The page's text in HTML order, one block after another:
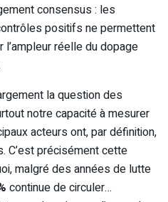
consensus : les
positifs ne permettent
l’ampleur réelle du dopage
la question des
notre capacité à mesurer
acteurs ont, par définition,
C’est précisément cette
malgré des années de lutte
continue de circuler…